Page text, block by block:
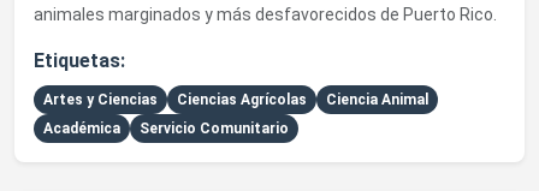
animales marginados y más desfavorecidos de Puerto Rico.
Etiquetas:
Artes y Ciencias Ciencias Agrícolas
Ciencia Animal
Académica
Servicio Comunitario